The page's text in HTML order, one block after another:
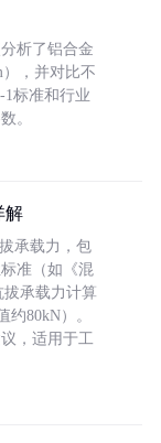
析了铝合金
），并对比不
1标准和行业
。
解
承载力，包
准（如《混
拔承载力计算
80kN）。
，适用于工